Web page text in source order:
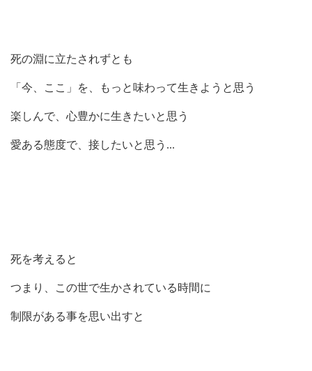
死の淵に立たされずとも
「今、ここ」を、もっと味わって生きようと思う
楽しんで、心豊かに生きたいと思う
愛ある態度で、接したいと思う ...
死を考えると
つまり、この世で生かされている時間に
制限がある事を思い出すと